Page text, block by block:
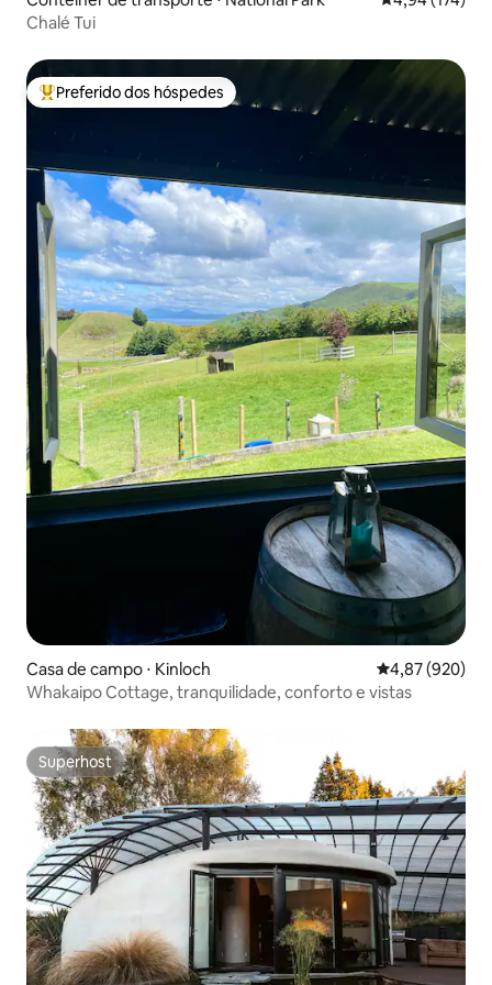
Chalé Tui
Entre os melhores preferidos dos hóspedes
Preferido dos hóspedes
Casa de campo ⋅ Kinloch 4,87 de uma
4,87 (920)
Whakaipo Cottage, tranquilidade, conforto e vistas
Superhost
Superhost